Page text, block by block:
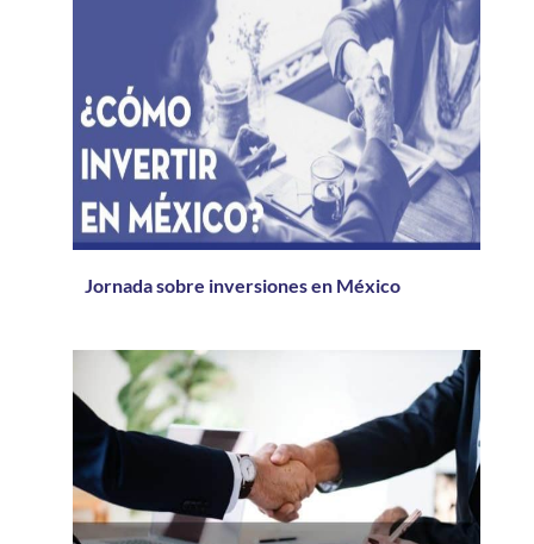
Jornada sobre inversiones en México